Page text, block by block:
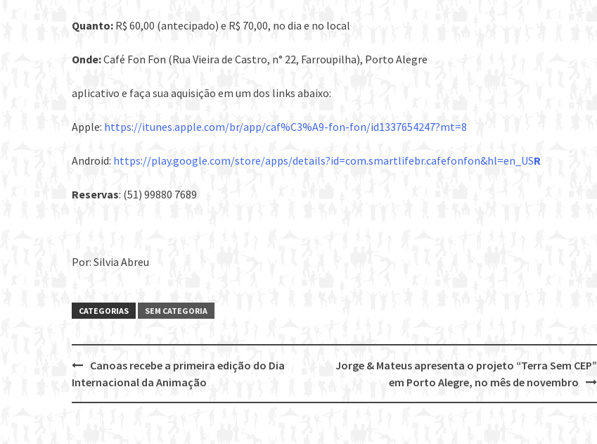
Quanto: R$ 60,00 (antecipado) e R$ 70,00, no dia e no local
Onde:Café Fon Fon (Rua Vieira de Castro, n° 22, Farroupilha), Porto Alegre
aplicativo e faça sua aquisição em um dos links abaixo:
Apple: https://itunes.apple.com/br/app/caf%C3%A9-fon-fon/id1337654247?mt=8
Android: https://play.google.com/store/apps/details?id=com.smartlifebr.cafefonfon&hl=en_USR
Reservas: (51) 99880 7689
Por: Silvia Abreu
CATEGORIAS SEM CATEGORIA
Post
navigation
Jorge & Mateus apresenta o projeto “Terra Sem CEP”
em Porto Alegre, no mês de novembro
Canoas recebe a primeira edição do Dia
Internacional da Animação